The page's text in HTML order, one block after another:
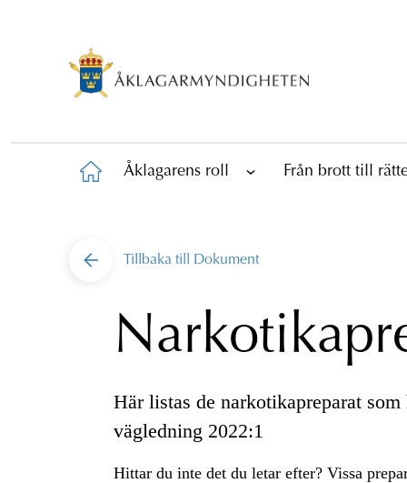
Åklagarens roll Från brott till
Tillbaka till Dokument
Här listas de narkotikapreparat
vägledning 2022:1
Hittar du inte det du letar efter? Vissa